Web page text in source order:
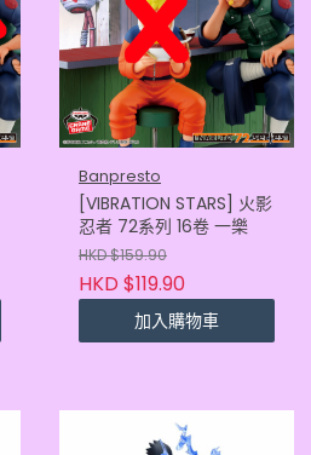
Banpresto
[VIBRATION STARS] 火影
忍者 72系列 16卷 一樂
HKD $159.90
HKD $119.90
加入購物車